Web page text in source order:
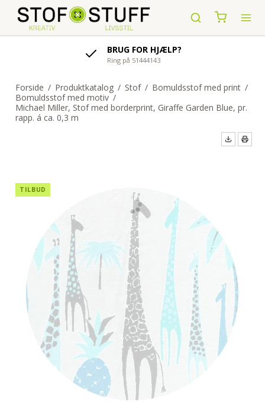
AFSENDELSE AF ORDRE
indenfor 1-4 hverdage
Forside / Produktkatalog / Stof / Bomuldsstof med print /
Bomuldsstof med motiv /
Michael Miller, Stof med borderprint, Giraffe Garden Blue, pr.
rapp. á ca. 0,3 m
TILBUD